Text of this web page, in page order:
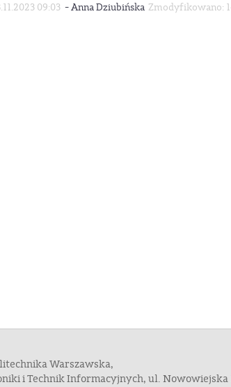
09:03 -Anna Dziubińska Zmodyfikowano:
Warszawska,
i Technik Informacyjnych, ul. Nowowiejska